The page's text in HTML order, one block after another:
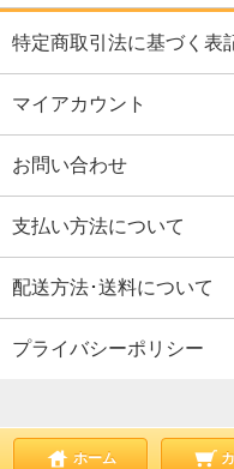
特定商取引法に基づく表
マイアカウント
お問い合わせ
支払い方法について
配送方法･送料について
プライバシーポリシー
ホーム